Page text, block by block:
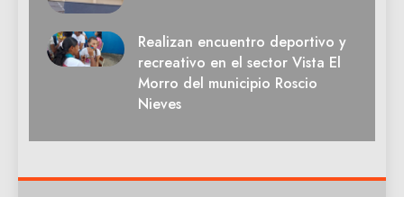
Realizan encuentro deportivo y
recreativo en el sector Vista El
Morro del municipio Roscio
Nieves